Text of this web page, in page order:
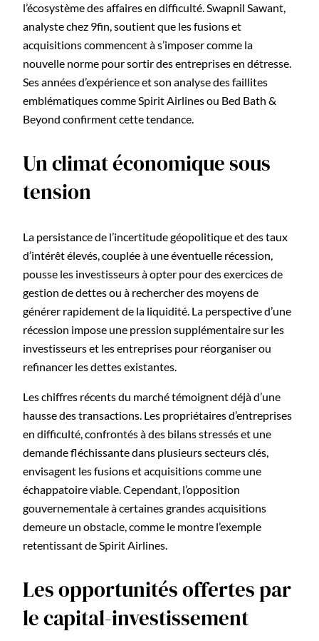
l’écosystème des affaires en difficulté. Swapnil Sawant,
analyste chez 9fin, soutient que les fusions et
acquisitions commencent à s’imposer comme la
nouvelle norme pour sortir des entreprises en détresse.
Ses années d’expérience et son analyse des faillites
emblématiques comme Spirit Airlines ou Bed Bath &
Beyond confirment cette tendance.
Un climat économique sous
tension
La persistance de l’incertitude géopolitique et des taux
d’intérêt élevés, couplée à une éventuelle récession,
pousse les investisseurs à opter pour des exercices de
gestion de dettes ou à rechercher des moyens de
générer rapidement de la liquidité. La perspective d’une
récession impose une pression supplémentaire sur les
investisseurs et les entreprises pour réorganiser ou
refinancer les dettes existantes.
Les chiffres récents du marché témoignent déjà d’une
hausse des transactions. Les propriétaires d’entreprises
en difficulté, confrontés à des bilans stressés et une
demande fléchissante dans plusieurs secteurs clés,
envisagent les fusions et acquisitions comme une
échappatoire viable. Cependant, l’opposition
gouvernementale à certaines grandes acquisitions
demeure un obstacle, comme le montre l’exemple
retentissant de Spirit Airlines.
Les opportunités offertes par
le capital-investissement